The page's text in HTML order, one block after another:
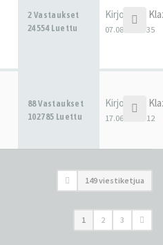
2 Vastaukset
24554 Luettu
Kirjoittaja
07.08.16 21:35
88 Vastaukset
102785 Luettu
Kirjoittaja
17.06.16 06:12
149 viestiketjua
1 2 3